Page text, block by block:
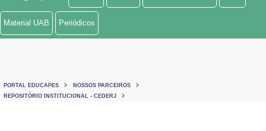
Ministério de Minas e Energia
Ministério do Turismo
Material UAB Periódicos
PORTAL EDUCAPES
NOSSOS PARCEIROS
REPOSITÓRIO INSTITUCIONAL - CEDERJ